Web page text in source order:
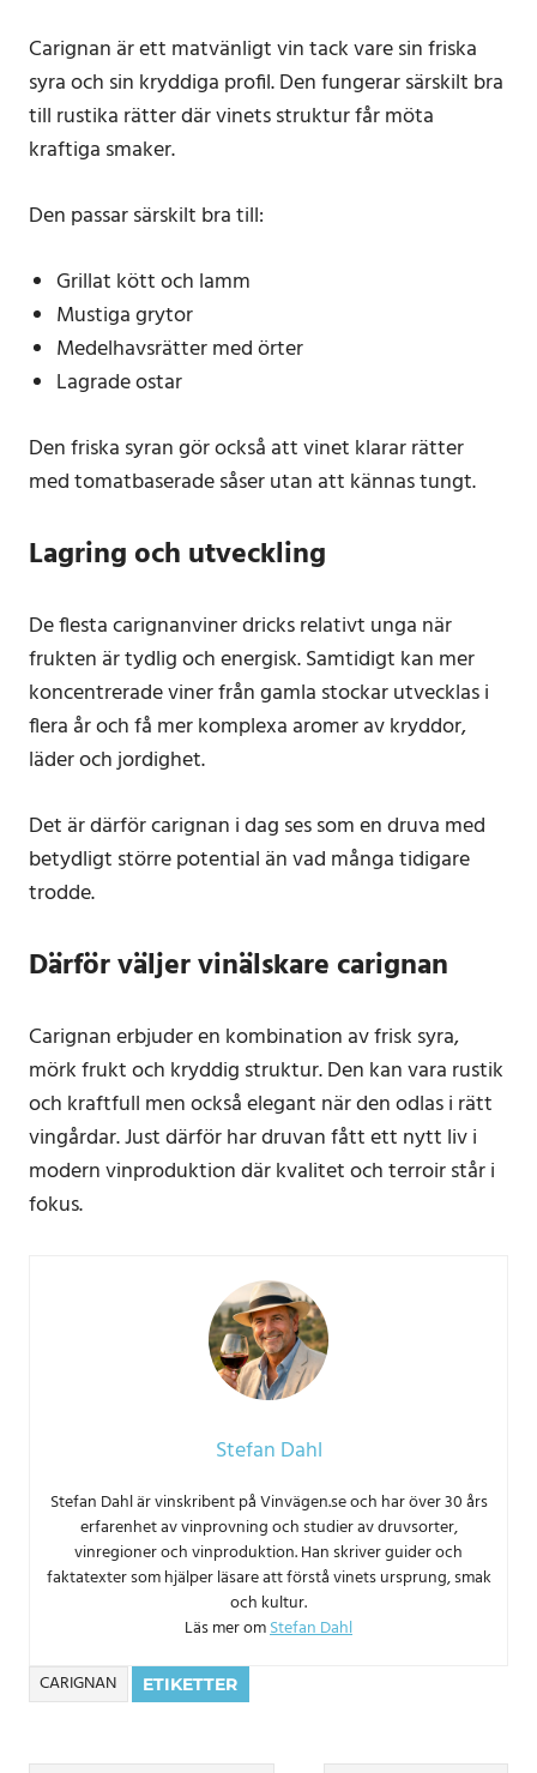
Carignan är ett matvänligt vin tack vare sin friska
syra och sin kryddiga profil. Den fungerar särskilt bra
till rustika rätter där vinets struktur får möta
kraftiga smaker.
Den passar särskilt bra till:
Grillat kött och lamm
Mustiga grytor
Medelhavsrätter med örter
Lagrade ostar
Den friska syran gör också att vinet klarar rätter
med tomatbaserade såser utan att kännas tungt.
Lagring och utveckling
De flesta carignanviner dricks relativt unga när
frukten är tydlig och energisk. Samtidigt kan mer
koncentrerade viner från gamla stockar utvecklas i
flera år och få mer komplexa aromer av kryddor,
läder och jordighet.
Det är därför carignan i dag ses som en druva med
betydligt större potential än vad många tidigare
trodde.
Därför väljer vinälskare carignan
Carignan erbjuder en kombination av frisk syra,
mörk frukt och kryddig struktur. Den kan vara rustik
och kraftfull men också elegant när den odlas i rätt
vingårdar. Just därför har druvan fått ett nytt liv i
modern vinproduktion där kvalitet och terroir står i
fokus.
Stefan Dahl
Stefan Dahl är vinskribent på Vinvägen.se och har över 30 års
erfarenhet av vinprovning och studier av druvsorter,
vinregioner och vinproduktion. Han skriver guider och
faktatexter som hjälper läsare att förstå vinets ursprung, smak
och kultur.
Läs mer omStefan Dahl
ETIKETTER
CARIGNAN